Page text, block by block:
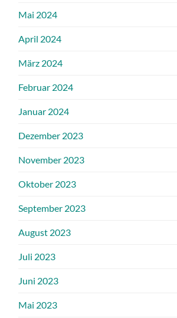
Mai 2024
April 2024
März 2024
Februar 2024
Januar 2024
Dezember 2023
November 2023
Oktober 2023
September 2023
August 2023
Juli 2023
Juni 2023
Mai 2023